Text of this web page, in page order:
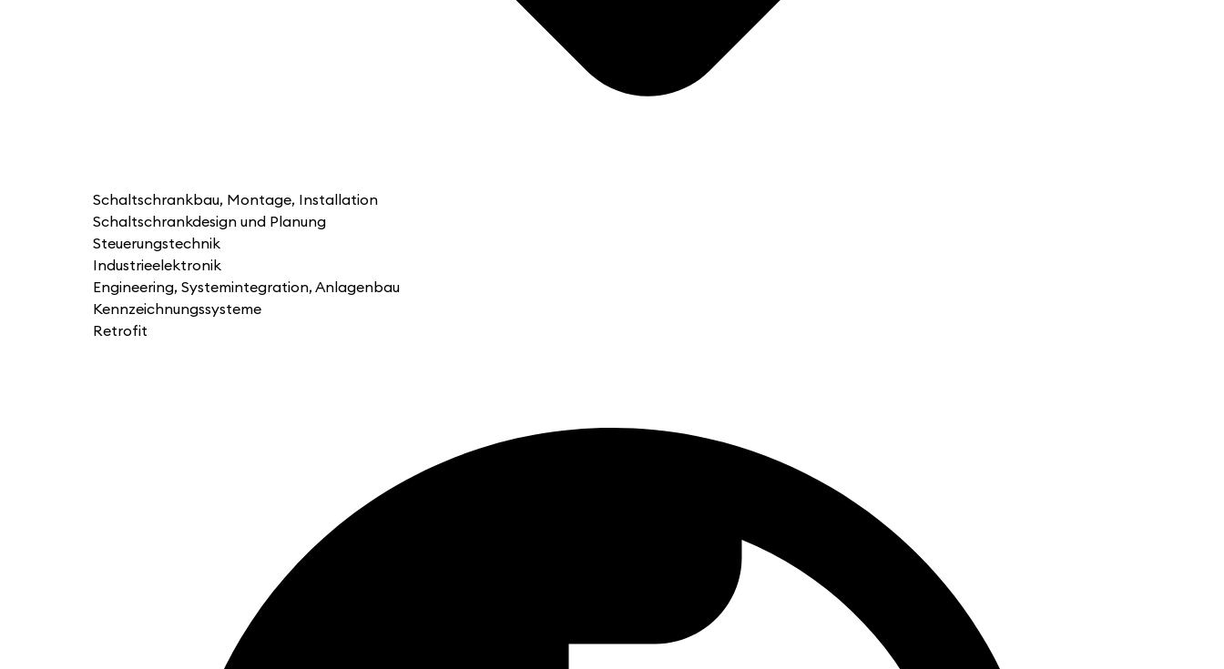
Schaltschrankbau, Montage, Installation
Schaltschrankdesign und Planung
Steuerungstechnik
Industrieelektronik
Engineering, Systemintegration, Anlagenbau
Kennzeichnungssysteme
Retrofit